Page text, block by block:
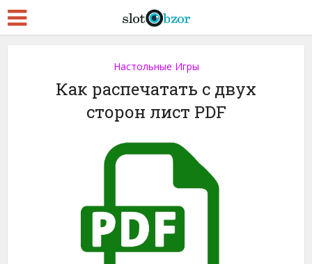
Настольные Игры
Как распечатать с двух
сторон лист PDF